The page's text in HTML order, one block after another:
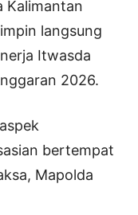
Kalimantan
langsung
Itwasda
2026.
bertempat
Mapolda